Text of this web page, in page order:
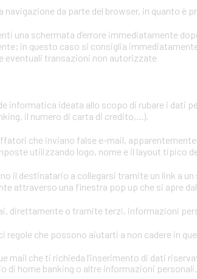
navigazione da parte del browser, in quanto è
una schermata d’errore immediatamente
in questo caso si consiglia
eventuali transazioni non autorizzate
informatica ideata allo scopo di rubare i dati
il numero di carta di credito,...).
che inviano false e-mail,
utilizzando logo, nome e il layout tipico
il destinatario a collegarsi tramite un link a
attraverso una finestra pop up che si apre
direttamente o tramite terzi, informazioni
regole che possono aiutarti a non cadere in
mail che ti richieda l’inserimento di dati
di home banking o altre informazioni personali.